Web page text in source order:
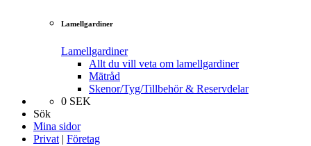
Lamellgardiner
Lamellgardiner
Allt du vill veta om lamellgardiner
Mätråd
Skenor/Tyg/Tillbehör & Reservdelar
0 SEK
Sök
Mina sidor
Privat | Företag